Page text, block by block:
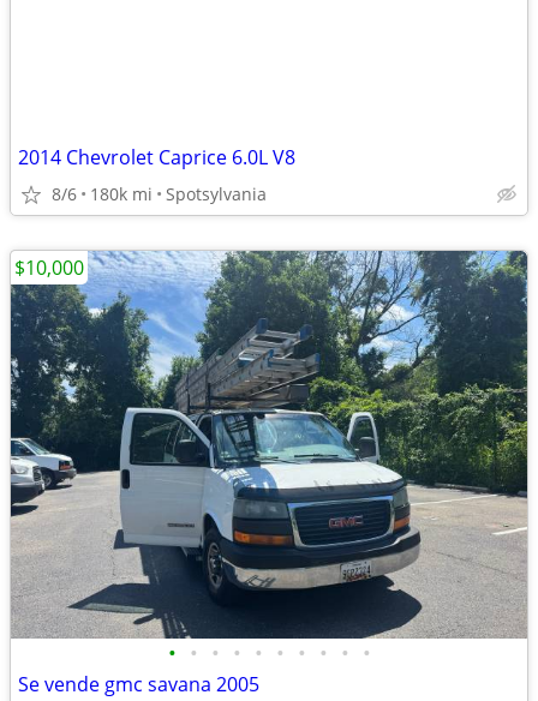
2014 Chevrolet Caprice 6.0L V8
8/6 180k mi Spotsylvania
• • • • • • • • • •
Se vende gmc savana 2005
$10,000